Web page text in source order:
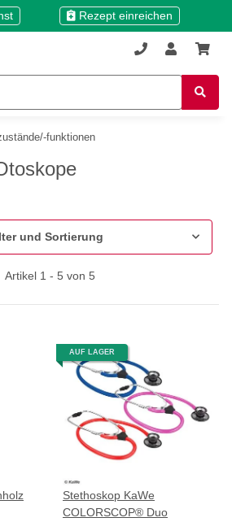
Rezept einreichen
funktionen
und Sortierung
Artikel 1 - 5 von 5
AUF LAGER
Stethoskop KaWe
COLORSCOP® Duo